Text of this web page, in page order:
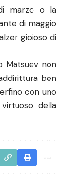
marzo o la
di maggio
gioioso di
Matsuev non
ben
con uno
della